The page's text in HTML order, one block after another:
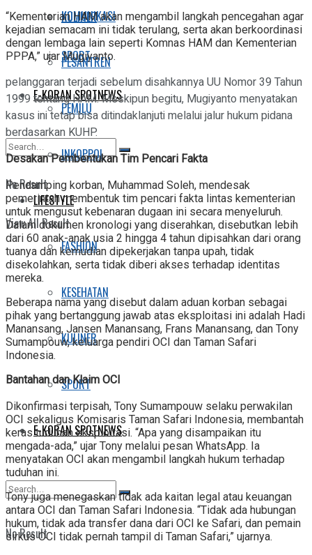
KULINER
SPORT
E-KORAN SPOTNEWS
No Result
View All Result
KOMUNIKASI
PESANTREN
PEMILU
INKOPPOL
LIFESTYLE
FASHION
KESEHATAN
KULINER
SPORT
E-KORAN SPOTNEWS
No Result
“Kementerian HAM akan mengambil langkah pencegahan agar
kejadian semacam ini tidak terulang, serta akan berkoordinasi
dengan lembaga lain seperti Komnas HAM dan Kementerian
PPPA,” ujar Mugiyanto.
pelanggaran terjadi sebelum disahkannya UU Nomor 39 Tahun
1999 tentang HAM. Meskipun begitu, Mugiyanto menyatakan
kasus ini tetap bisa ditindaklanjuti melalui jalur hukum pidana
berdasarkan KUHP.
Desakan Pembentukan Tim Pencari Fakta
Pendamping korban, Muhammad Soleh, mendesak
pemerintah membentuk tim pencari fakta lintas kementerian
untuk mengusut kebenaran dugaan ini secara menyeluruh.
Dalam dokumen kronologi yang diserahkan, disebutkan lebih
dari 60 anak-anak usia 2 hingga 4 tahun dipisahkan dari orang
tuanya dan kemudian dipekerjakan tanpa upah, tidak
disekolahkan, serta tidak diberi akses terhadap identitas
mereka.
Beberapa nama yang disebut dalam aduan korban sebagai
pihak yang bertanggung jawab atas eksploitasi ini adalah Hadi
Manansang, Jansen Manansang, Frans Manansang, dan Tony
Sumampouw, keluarga pendiri OCI dan Taman Safari
Indonesia.
Bantahan dan Klaim OCI
Dikonfirmasi terpisah, Tony Sumampouw selaku perwakilan
OCI sekaligus Komisaris Taman Safari Indonesia, membantah
keras tuduhan eksploitasi. “Apa yang disampaikan itu
mengada-ada,” ujar Tony melalui pesan WhatsApp. Ia
menyatakan OCI akan mengambil langkah hukum terhadap
tuduhan ini.
Tony juga menegaskan tidak ada kaitan legal atau keuangan
antara OCI dan Taman Safari Indonesia. “Tidak ada hubungan
hukum, tidak ada transfer dana dari OCI ke Safari, dan pemain
sirkus OCI tidak pernah tampil di Taman Safari,” ujarnya.